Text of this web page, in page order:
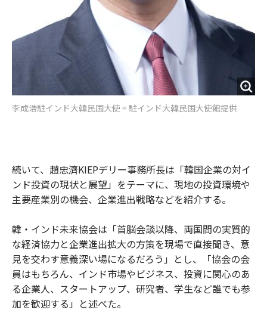
李成浩駐インド大韓民国大使 = 駐インド大韓民国大使館提供
続いて、趙忠濟KIEPデリー事務所長は「韓国企業の対イ
ンド投資の現状と展望」をテーマに、現地の投資環境や
主要産業別の機会、企業進出戦略などを紹介する。
韓・インド未来協会は「首脳会談以降、両国間の実質的
な経済協力と企業進出拡大の方策を現場で直接聞き、意
見を交わす意義深い場になるだろう」とし、「協会の会
員はもちろん、インド市場やビジネス、投資に関心のあ
る企業人、スタートアップ、研究者、学生など誰でも参
加を歓迎する」と述べた。